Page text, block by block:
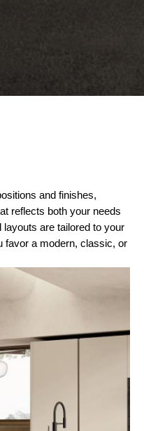
and finishes,
reflects both your needs
are tailored to your
favor a modern, classic, or